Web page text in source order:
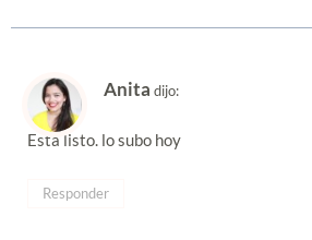
Anita dijo:
Está listo. lo subo hoy
Responder